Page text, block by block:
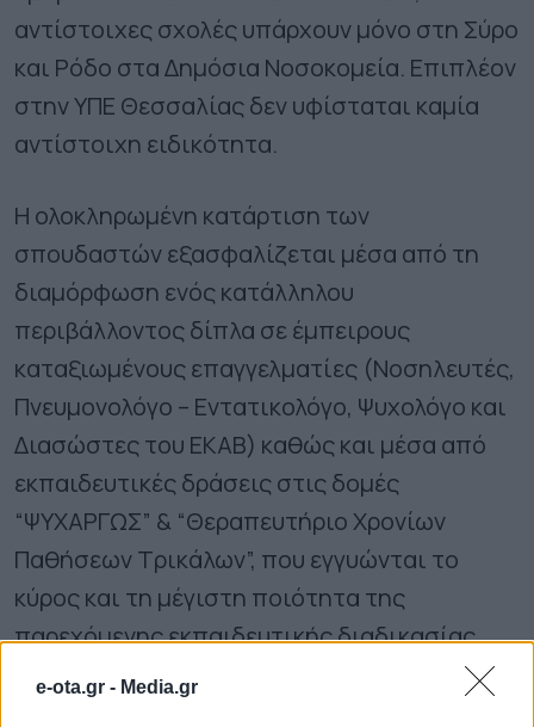
e-ota.gr - Media.gr
αντίστοιχες σχολές υπάρχουν μόνο στη Σύρο
και Ρόδο στα Δημόσια Νοσοκομεία. Επιπλέον
στην ΥΠΕ Θεσσαλίας δεν υφίσταται καμία
αντίστοιχη ειδικότητα.
Η ολοκληρωμένη κατάρτιση των
σπουδαστών εξασφαλίζεται μέσα από τη
διαμόρφωση ενός κατάλληλου
περιβάλλοντος δίπλα σε έμπειρους
καταξιωμένους επαγγελματίες (Νοσηλευτές,
Πνευμονολόγο – Εντατικολόγο, Ψυχολόγο και
Διασώστες του ΕΚΑΒ) καθώς και μέσα από
εκπαιδευτικές δράσεις στις δομές
“ΨΥΧΑΡΓΩΣ” & “Θεραπευτήριο Χρονίων
Παθήσεων Τρικάλων”, που εγγυώνται το
κύρος και τη μέγιστη ποιότητα της
παρεχόμενης εκπαιδευτικής διαδικασίας.
Στόχος και όραμα του Δ.Ι.Ε.Κ είναι η παροχή